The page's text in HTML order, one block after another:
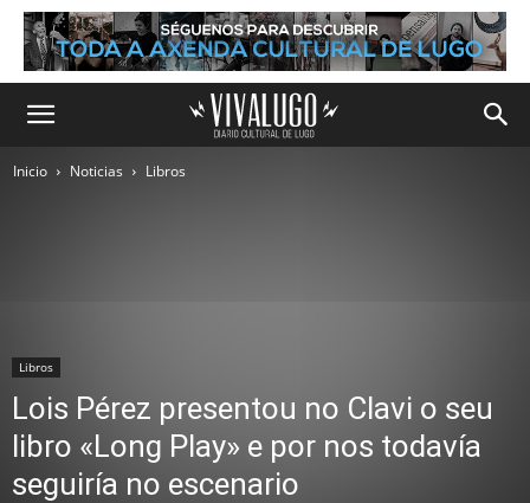
Inicio Noticias Libros
Libros
Lois Pérez presentou no Clavi o seu
libro «Long Play» e por nos todavía
seguiría no escenario